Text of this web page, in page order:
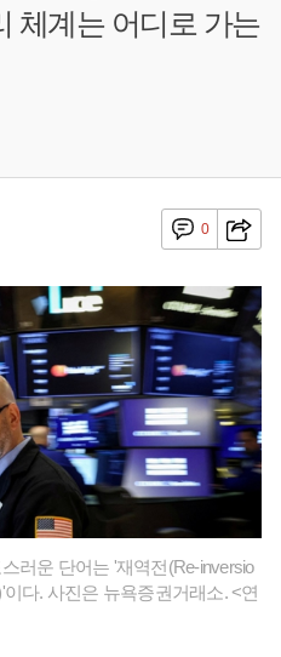
체계는 어디로 가는
0
러운 단어는 '재역전(Re-inversio
이다. 사진은 뉴욕증권거래소. <연